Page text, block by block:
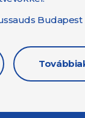
Budapest